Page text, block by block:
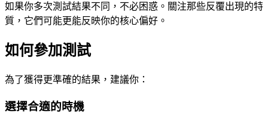
如果你多次測試結果不同，不必困惑。關注那些反覆出現的特
質，它們可能更能反映你的核心偏好。
如何參加測試
為了獲得更準確的結果，建議你：
選擇合適的時機